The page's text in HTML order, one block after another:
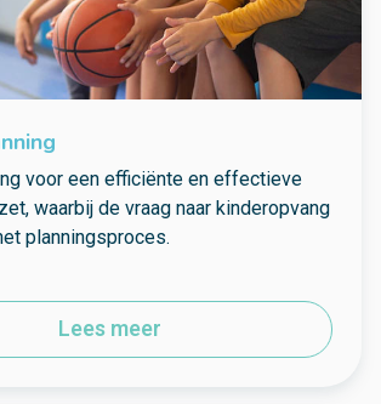
voor een efficiënte en effectieve
waarbij de vraag naar kinderopvang
planningsproces.
Lees meer